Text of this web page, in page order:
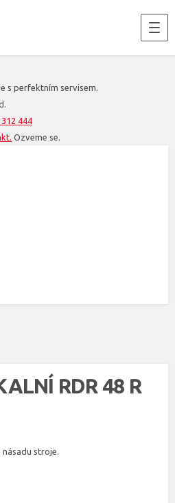
s perfektním servisem.
444
Ozveme se.
RDR 48 R
násadu stroje.